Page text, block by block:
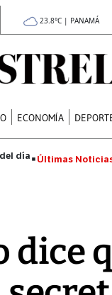
23.8°C | PANAMÁ
ECONOMÍA
Últimas
dice